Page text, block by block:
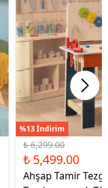
%13 İndirim
₺ 6,299.00
₺ 5,499.00
Ahşap Tamir